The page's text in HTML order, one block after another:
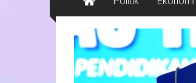
Online
Jawa
Timur